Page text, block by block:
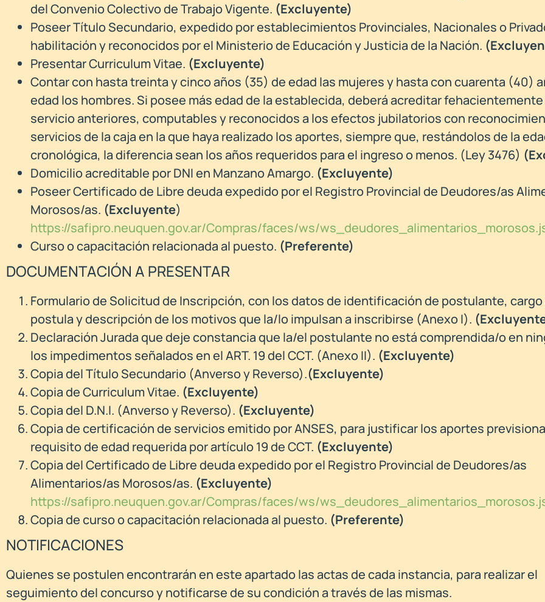
del Convenio Colectivo de Trabajo Vigente. (Excluyente)
Poseer Título Secundario, expedido por establecimientos Provinciales, Nacionales o
habilitación y reconocidos por el Ministerio de Educación y Justicia de la Nación.
Presentar Curriculum Vitae. (Excluyente)
Contar con hasta treinta y cinco años (35) de edad las mujeres y hasta con cuarenta (40)
edad los hombres. Si posee más edad de la establecida, deberá acreditar
servicio anteriores, computables y reconocidos a los efectos jubilatorios con
servicios de la caja en la que haya realizado los aportes, siempre que, restándolos de la
cronológica, la diferencia sean los años requeridos para el ingreso o menos. (Ley 3476)
Domicilio acreditable por DNI en Manzano Amargo. (Excluyente)
Poseer Certificado de Libre deuda expedido por el Registro Provincial de Deudores/as
Morosos/as. (Excluyente)
https://safipro.neuquen.gov.ar/Compras/faces/ws/
Curso o capacitación relacionada al puesto. (Preferente)
DOCUMENTACIÓN A PRESENTAR
Formulario de Solicitud de Inscripción, con los datos de identificación de postulante, cargo
postula y descripción de los motivos que la/lo impulsan a inscribirse (Anexo I).
Declaración Jurada que deje constancia que la/el postulante no está comprendida/o en
los impedimentos señalados en el ART. 19 del CCT. (Anexo II). (Excluyente)
Copia del Título Secundario (Anverso y Reverso).(Excluyente)
Copia de Curriculum Vitae. (Excluyente)
Copia del D.N.I. (Anverso y Reverso). (Excluyente)
Copia de certificación de servicios emitido por ANSES, para justificar los aportes
requisito de edad requerida por artículo 19 de CCT. (Excluyente)
Copia del Certificado de Libre deuda expedido por el Registro Provincial de Deudores/as
Alimentarios/as Morosos/as. (Excluyente)
https://safipro.neuquen.gov.ar/Compras/faces/ws/
Copia de curso o capacitación relacionada al puesto. (Preferente)
NOTIFICACIONES
Quienes se postulen encontrarán en este apartado las actas de cada instancia, para realizar el
seguimiento del concurso y notificarse de su condición a través de las mismas.